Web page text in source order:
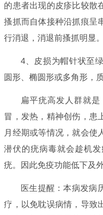
的患者出现的皮疹比较散
搔抓而自体接种沿抓痕呈
行消退，消退前搔抓明显。
4、皮损为帽针状至
圆形、椭圆形或多角形，
扁平疣高发人群就
冒，发热，精神创伤，患
月经期或等情况，就会使
潜伏的疣病毒就会趁机
疣。因此免疫功能低下及
医生提醒：本病发病
疗，以免耽误病情，导致